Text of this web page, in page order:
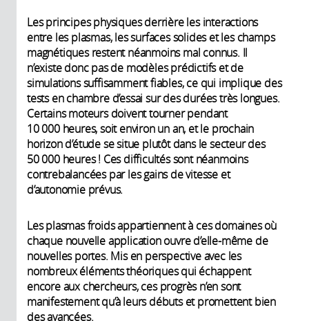
Les principes physiques derrière les interactions
entre les plasmas, les surfaces solides et les champs
magnétiques restent néanmoins mal connus. Il
n’existe donc pas de modèles prédictifs et de
simulations suffisamment fiables, ce qui implique des
tests en chambre d’essai sur des durées très longues.
Certains moteurs doivent tourner pendant
10 000 heures, soit environ un an, et le prochain
horizon d’étude se situe plutôt dans le secteur des
50 000 heures ! Ces difficultés sont néanmoins
contrebalancées par les gains de vitesse et
d’autonomie prévus.
Les plasmas froids appartiennent à ces domaines où
chaque nouvelle application ouvre d’elle-même de
nouvelles portes. Mis en perspective avec les
nombreux éléments théoriques qui échappent
encore aux chercheurs, ces progrès n’en sont
manifestement qu’à leurs débuts et promettent bien
des avancées.